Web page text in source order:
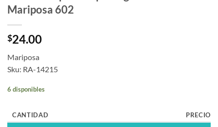
Mariposa 602
$24.00
Mariposa
Sku: RA-14215
6 disponibles
CANTIDAD PRECIO